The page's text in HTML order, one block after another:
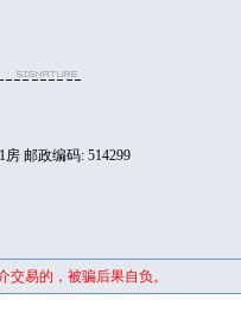
邮政编码: 514299
易的，被骗后果自负。